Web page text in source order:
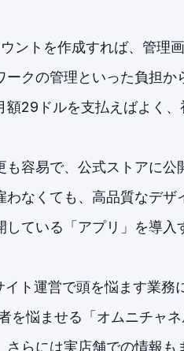
ントを作成すれば、管理
ークの管理といった負担
額29ドルを支払えばよく、
容易で、公式ストアに公
わなくても、高品質なデ
している「アプリ」を導入
ト運営で頭を悩ます業務
を悩ませる「オムニチャ
さらには実店舗での情報